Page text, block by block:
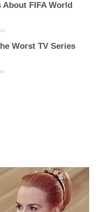
FIFA World
Worst TV Series